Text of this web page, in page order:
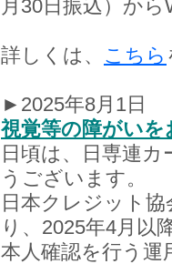
月30日振込）か
詳しくは、 こちら
►2025年8月1日
視覚等の障がい
日頃は、日専連
うございます。
日本クレジット
り、2025年4月以
本人確認を行う